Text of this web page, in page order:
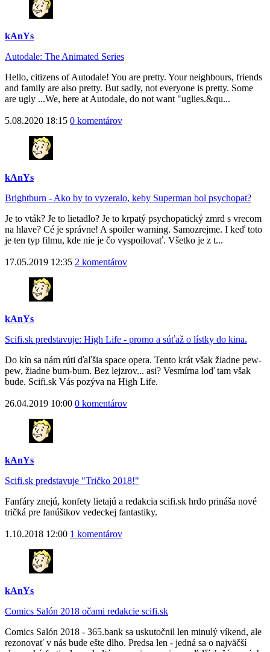
kAnYs
Autodale: The Animated Series
Hello, citizens of Autodale! You are pretty. Your neighbours, friends
and family are also pretty. But sadly, not everyone is pretty. Some
are ugly ...We, here at Autodale, do not want "uglies.&qu...
5.08.2020 18:15 0 komentárov
kAnYs
Brightburn - Ako by to vyzeralo, keby Superman bol psychopat?
Je to vták? Je to lietadlo? Je to krpatý psychopatický zmrd s vrecom
na hlave? Cé je správne! A spoiler warning. Samozrejme. I keď toto
je ten typ filmu, kde nie je čo vyspoilovať. Všetko je z t...
17.05.2019 12:35 2 komentárov
kAnYs
Scifi.sk predstavuje: High Life - promo a súťaž o lístky do kina.
Do kín sa nám rúti ďaľšia space opera. Tento krát však žiadne pew-
pew, žiadne bum-bum. Bez lejzrov... asi? Vesmírna loď tam však
bude. Scifi.sk Vás pozýva na High Life.
26.04.2019 10:00 0 komentárov
kAnYs
Scifi.sk predstavuje "Tričko 2018!"
Fanfáry znejú, konfety lietajú a redakcia scifi.sk hrdo prináša nové
tričká pre fanúšikov vedeckej fantastiky.
1.10.2018 12:00 1 komentárov
kAnYs
Comics Salón 2018 očami redakcie scifi.sk
Comics Salón 2018 - 365.bank sa uskutočnil len minulý víkend, ale
rezonovať v nás bude ešte dlho. Predsa len - jedná sa o najväčší